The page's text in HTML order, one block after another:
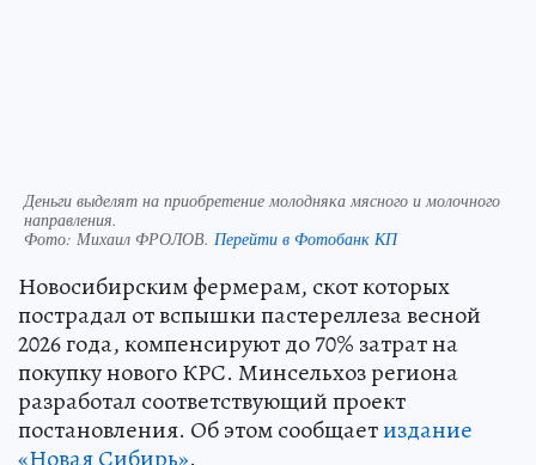
Деньги выделят на приобретение молодняка мясного и молочного
направления.
Фото: Михаил ФРОЛОВ. Перейти в Фотобанк КП
Новосибирским фермерам, скот которых
пострадал от вспышки пастереллеза весной
2026 года, компенсируют до 70% затрат на
покупку нового КРС. Минсельхоз региона
разработал соответствующий проект
постановления. Об этом сообщаетиздание
«Новая Сибирь».